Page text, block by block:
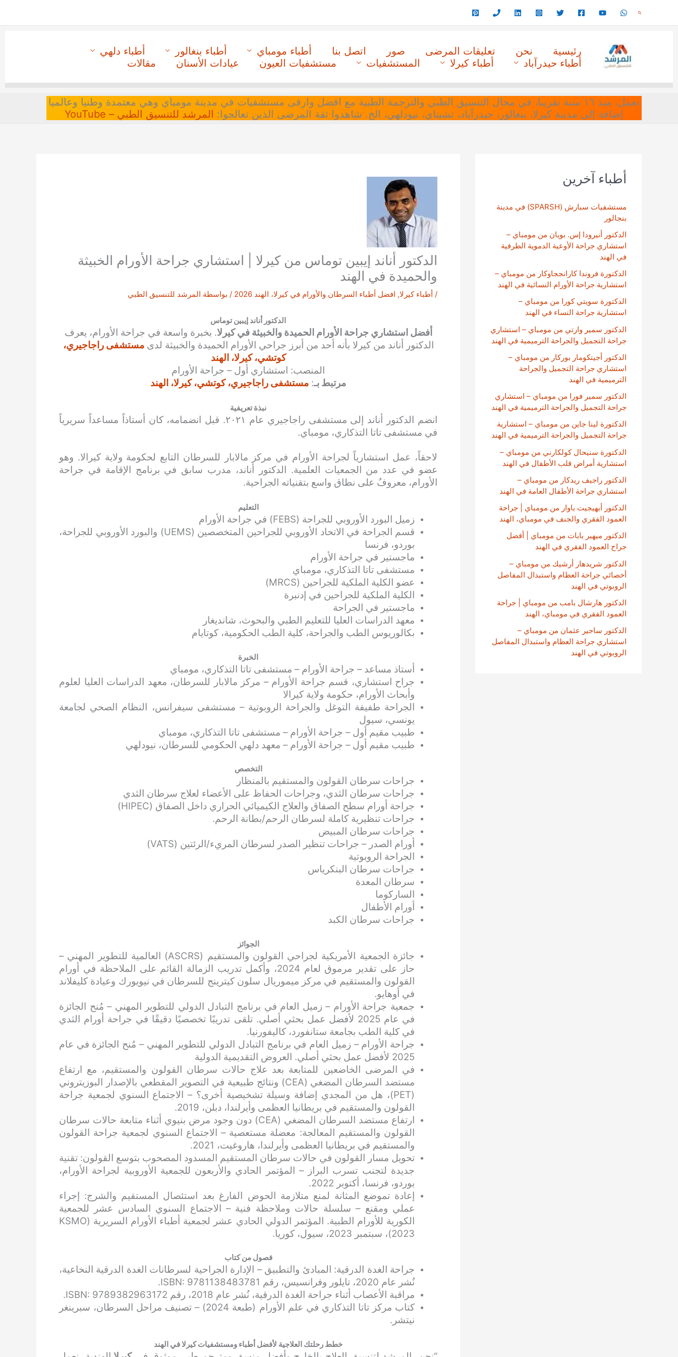
البحث
رئيسية نحن تعليقات المرضى صور اتصل بنا أطباء مومباي أطباء بنغالور
أطباء دلهي
أطباء حيدرآباد
أطباء كيرلا المستشفيات مستشفيات العيون عيادات الأسنان مقالات
نعمل، منذ ١٦ سنة تقريبا، في مجال التنسيق الطبي والترجمة الطبية مع افضل وارقى مستشفيات في مدينة مومباي وهي معتمدة وطنيا وعالميا
إضافة إلى مدينة كيرلا، بنغالور، حيدرآباد، تشيناي، نيودلهي، الخ. شاهدوا ثقة المرضى الذين تعالجوا: المرشد للتنسيق الطبي – YouTube
أطباء آخرين
مستشفيات سبارش (SPARSH) في مدينة
بنجالور
الدكتور أنيرودا إس. بويان من مومباي –
استشاري جراحة الأوعية الدموية الطرفية
في الهند
الدكتورة فروندا كارانججاوكار من مومباي –
استشارية جراحة الأورام النسائية في الهند
الدكتورة سويتي كورا من مومباي –
استشارية جراحة النساء في الهند
الدكتور سمير وارتي من مومباي – استشاري
جراحة التجميل والجراحة الترميمية في الهند
الدكتور أجيتكومار بوركار من مومباي –
استشاري جراحة التجميل والجراحة
الترميمية في الهند
الدكتور سمير فورا من مومباي – استشاري
جراحة التجميل والجراحة الترميمية في الهند
الدكتورة لينا جاين من مومباي – استشارية
جراحة التجميل والجراحة الترميمية في الهند
الدكتورة سنيحال كولكارني من مومباي –
استشارية أمراض قلب الأطفال في الهند
الدكتور راجيف ريدكار من مومباي –
استشاري جراحة الأطفال العامة في الهند
الدكتور أبهيجيت باوار من مومباي | جراحة
العمود الفقري والجنف في مومباي، الهند
الدكتور ميهير بابات من مومباي | أفضل
جراح العمود الفقري في الهند
الدكتور شريدهار أرشيك من مومباي –
أخصائي جراحة العظام واستبدال المفاصل
الروبوتي في الهند
الدكتور هارشال بامب من مومباي | جراحة
العمود الفقري في مومباي، الهند
الدكتور ساجير عثمان من مومباي –
استشاري جراحة العظام واستبدال المفاصل
الروبوتي في الهند
الدكتور أناند إيبين توماس من كيرلا | استشاري جراحة الأورام الخبيثة
والحميدة في الهند
/ أطباء كيرلا, افضل أطباء السرطان والأورام في كيرلا، الهند 2026 / بواسطة المرشد للتنسيق الطبي
الدكتور أناند إيبين توماس
أفضل استشاري جراحة الأورام الحميدة والخبيثة في كيرلا. بخبرة واسعة في جراحة الأورام، يعرف
الدكتور أناند من كيرلا بأنه أحد من أبرز جراحي الأورام الحميدة والخبيثة لدى مستشفى راجاجيري،
كوتشي، كيرلا، الهند
المنصب: استشاري أول – جراحة الأورام
مرتبط بـ: مستشفى راجاجيري، كوتشي، كيرلا، الهند
نبذة تعريفية
انضم الدكتور أناند إلى مستشفى راجاجيري عام ٢٠٢١. قبل انضمامه، كان أستاذاً مساعداً سريرياً
في مستشفى تاتا التذكاري، مومباي.
لاحقاً، عمل استشارياً لجراحة الأورام في مركز مالابار للسرطان التابع لحكومة ولاية كيرالا. وهو
عضو في عدد من الجمعيات العلمية. الدكتور أناند، مدرب سابق في برنامج الإقامة في جراحة
الأورام، معروفٌ على نطاق واسع بتقنياته الجراحية.
التعليم
زميل البورد الأوروبي للجراحة (FEBS) في جراحة الأورام
قسم الجراحة في الاتحاد الأوروبي للجراحين المتخصصين (UEMS) والبورد الأوروبي للجراحة،
بوردو، فرنسا
ماجستير في جراحة الأورام
مستشفى تاتا التذكاري، مومباي
عضو الكلية الملكية للجراحين (MRCS)
الكلية الملكية للجراحين في إدنبرة
ماجستير في الجراحة
معهد الدراسات العليا للتعليم الطبي والبحوث، شانديغار
بكالوريوس الطب والجراحة، كلية الطب الحكومية، كوتايام
الخبرة
أستاذ مساعد – جراحة الأورام – مستشفى تاتا التذكاري، مومباي
جراح استشاري، قسم جراحة الأورام – مركز مالابار للسرطان، معهد الدراسات العليا لعلوم
وأبحاث الأورام، حكومة ولاية كيرالا
الجراحة طفيفة التوغل والجراحة الروبوتية – مستشفى سيفرانس، النظام الصحي لجامعة
يونسي، سيول
طبيب مقيم أول – جراحة الأورام – مستشفى تاتا التذكاري، مومباي
طبيب مقيم أول – جراحة الأورام – معهد دلهي الحكومي للسرطان، نيودلهي
التخصص
جراحات سرطان القولون والمستقيم بالمنظار
جراحات سرطان الثدي، وجراحات الحفاظ على الأعضاء لعلاج سرطان الثدي
جراحة أورام سطح الصفاق والعلاج الكيميائي الحراري داخل الصفاق (HIPEC)
جراحات تنظيرية كاملة لسرطان الرحم/بطانة الرحم.
جراحات سرطان المبيض
أورام الصدر – جراحات تنظير الصدر لسرطان المريء/الرئتين (VATS)
الجراحة الروبوتية
جراحات سرطان البنكرياس
سرطان المعدة
الساركوما
أورام الأطفال
جراحات سرطان الكبد
الجوائز
جائزة الجمعية الأمريكية لجراحي القولون والمستقيم (ASCRS) العالمية للتطوير المهني –
حاز على تقدير مرموق لعام 2024، وأكمل تدريب الزمالة القائم على الملاحظة في أورام
القولون والمستقيم في مركز ميموريال سلون كيترينج للسرطان في نيويورك وعيادة كليفلاند
في أوهايو.
جمعية جراحة الأورام – زميل العام في برنامج التبادل الدولي للتطوير المهني – مُنح الجائزة
في عام 2025 لأفضل عمل بحثي أصلي. تلقى تدريبًا تخصصيًا دقيقًا في جراحة أورام الثدي
في كلية الطب بجامعة ستانفورد، كاليفورنيا.
جراحة الأورام – زميل العام في برنامج التبادل الدولي للتطوير المهني – مُنح الجائزة في عام
2025 لأفضل عمل بحثي أصلي. العروض التقديمية الدولية
في المرضى الخاضعين للمتابعة بعد علاج حالات سرطان القولون والمستقيم، مع ارتفاع
مستضد السرطان المضغي (CEA) ونتائج طبيعية في التصوير المقطعي بالإصدار البوزيتروني
(PET)، هل من المجدي إضافة وسيلة تشخيصية أخرى؟ – الاجتماع السنوي لجمعية جراحة
القولون والمستقيم في بريطانيا العظمى وأيرلندا، دبلن، 2019.
ارتفاع مستضد السرطان المضغي (CEA) دون وجود مرض بنيوي أثناء متابعة حالات سرطان
القولون والمستقيم المعالجة: معضلة مستعصية – الاجتماع السنوي لجمعية جراحة القولون
والمستقيم في بريطانيا العظمى وأيرلندا، هاروغيت، 2021.
تحويل مسار القولون في حالات سرطان المستقيم المسدود المصحوب بتوسع القولون: تقنية
جديدة لتجنب تسرب البراز – المؤتمر الحادي والأربعون للجمعية الأوروبية لجراحة الأورام،
بوردو، فرنسا، أكتوبر 2022.
إعادة تموضع المثانة لمنع متلازمة الحوض الفارغ بعد استئصال المستقيم والشرج: إجراء
عملي ومقنع – سلسلة حالات وملاحظة فنية – الاجتماع السنوي السادس عشر للجمعية
الكورية للأورام الطبية. المؤتمر الدولي الحادي عشر لجمعية أطباء الأورام السريرية (KSMO
2023)، سبتمبر 2023، سيول، كوريا.
فصول من كتاب
جراحة الغدة الدرقية: المبادئ والتطبيق – الإدارة الجراحية لسرطانات الغدة الدرقية النخاعية،
نُشر عام 2020، تايلور وفرانسيس، رقم ISBN: 9781138483781.
مراقبة الأعصاب أثناء جراحة الغدة الدرقية، نُشر عام 2018، رقم ISBN: 9789382963172.
كتاب مركز تاتا التذكاري في علم الأورام (طبعة 2024) – تصنيف مراحل السرطان، سبرينغر
نيتشر.
خطط رحلتك العلاجية لأفضل أطباء ومستشفيات كيرلا في الهند